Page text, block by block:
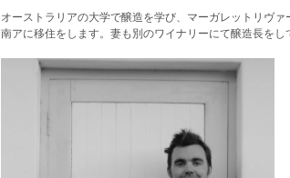
オーストラリアの大学で醸造を学び、マーガレットリヴ
南アに移住をします。妻も別のワイナリーにて醸造長を